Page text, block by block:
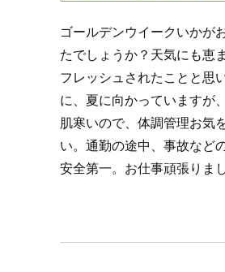
ゴールデンウイークいかが
たでしょうか？天気にも恵
フレッシュされたことと思
に、夏に向かっていますが
肌寒いので、体調管理お気
い。通勤の途中、事故など
安全第一。お仕事頑張りま